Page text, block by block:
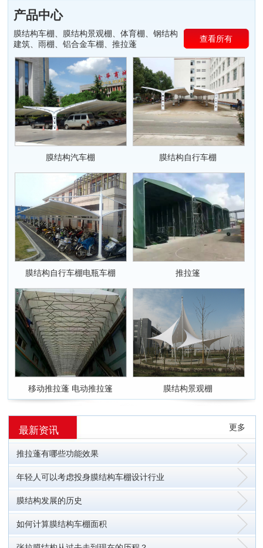
产品中心
膜结构车棚、膜结构景观棚、体育棚、钢结构
建筑、雨棚、铝合金车棚、推拉蓬
查看所有
膜结构汽车棚 膜结构自行车棚
膜结构自行车棚电瓶车棚 推拉篷
移动推拉蓬 电动推拉篷 膜结构景观棚
最新资讯 更多
推拉蓬有哪些功能效果
年轻人可以考虑投身膜结构车棚设计行业
膜结构发展的历史
如何计算膜结构车棚面积